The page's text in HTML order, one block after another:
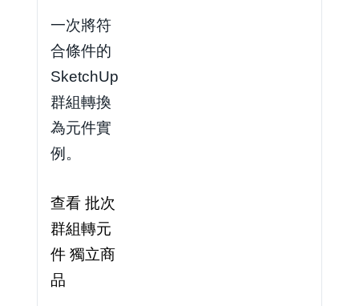
一次將符
合條件的
SketchUp
群組轉換
為元件實
例。
查看 批次
群組轉元
件 獨立商
品